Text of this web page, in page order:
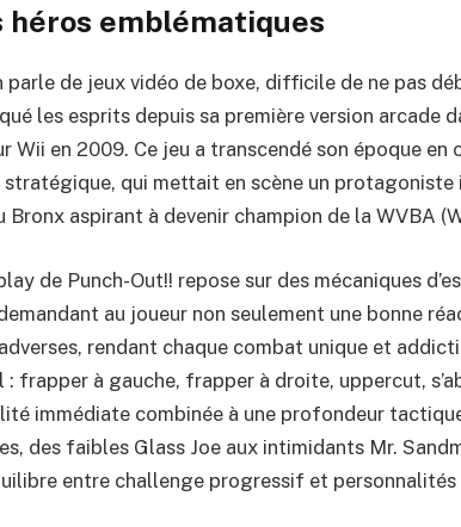
héros emblématiques
parle de jeux vidéo de boxe, difficile de ne pas
les esprits depuis sa première version arcade
Wii en 2009. Ce jeu a transcendé son époque
qui mettait en scène un protagoniste
Bronx aspirant à devenir champion de la WVBA
de Punch-Out!! repose sur des mécaniques
au joueur non seulement une bonne
rendant chaque combat unique et
: frapper à gauche, frapper à droite, uppercut,
immédiate combinée à une profondeur
des faibles Glass Joe aux intimidants Mr.
entre challenge progressif et personnalités